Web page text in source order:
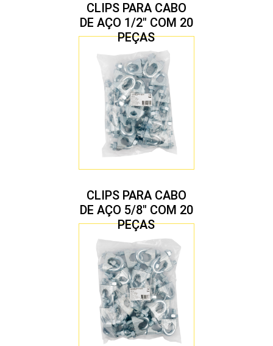
CLIPS PARA CABO
DE AÇO 1/2″ COM 20
PEÇAS
CLIPS PARA CABO
DE AÇO 5/8″ COM 20
PEÇAS